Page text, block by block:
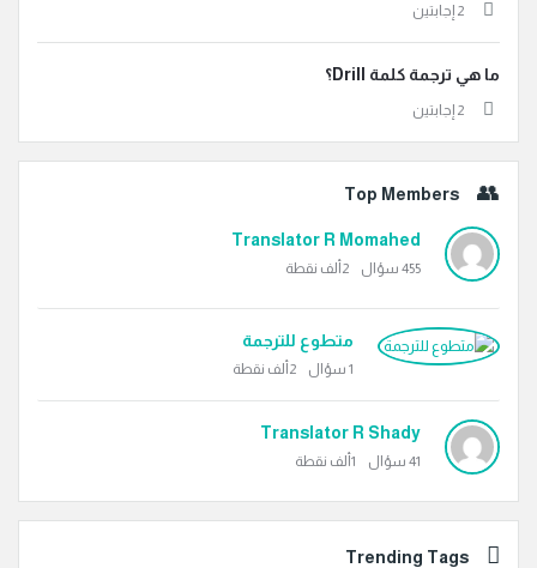
‫2 إجابتين
ما هي ترجمة كلمة Drill؟
‫2 إجابتين
Top Members
Translator R Momahed
455 سؤال 2ألف نقطة
متطوع للترجمة
1 سؤال 2ألف نقطة
Translator R Shady
41 سؤال 1ألف نقطة
Trending Tags